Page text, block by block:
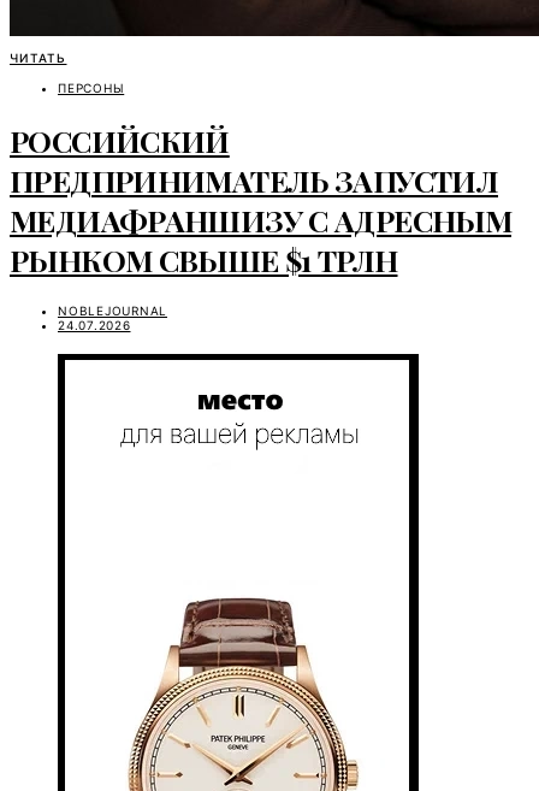
ЧИТАТЬ
ПЕРСОНЫ
РОССИЙСКИЙ
ПРЕДПРИНИМАТЕЛЬ ЗАПУСТИЛ
МЕДИАФРАНШИЗУ С АДРЕСНЫМ
РЫНКОМ СВЫШЕ $1 ТРЛН
NOBLEJOURNAL
24.07.2026